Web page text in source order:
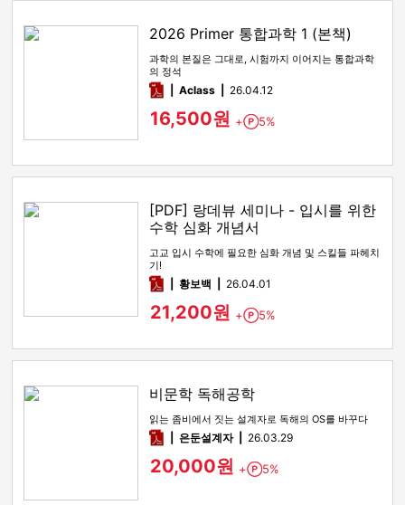
2026 Primer 통합과학 1 (본책)
과학의 본질은 그대로, 시험까지 이어지는 통합과학
의 정석
pdfAclass 26.04.12
16,500원 + Point
5%
[PDF] 랑데뷰 세미나 - 입시를 위한
수학 심화 개념서
고교 입시 수학에 필요한 심화 개념 및 스킬들 파헤치
기!
pdf황보백 26.04.01
21,200원 + Point
5%
비문학 독해공학
읽는 좀비에서 짓는 설계자로 독해의 OS를 바꾸다
pdf은둔설계자 26.03.29
20,000원 + Point
5%